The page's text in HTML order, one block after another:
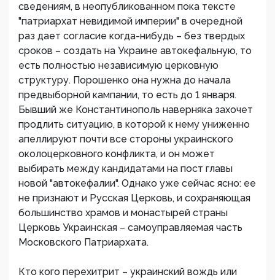
сведениям, в неопубликованном пока тексте
"патриархат невидимой империи" в очередной
раз дает согласие когда-нибудь – без твердых
сроков – создать на Украине автокефальную, то
есть полностью независимую церковную
структуру. Порошенко она нужна до начала
предвыборной кампании, то есть до 1 января.
Бывший же Константинополь наверняка захочет
продлить ситуацию, в которой к нему униженно
апеллируют почти все стороны украинского
околоцерковного конфликта, и он может
выбирать между кандидатами на пост главы
новой "автокефалии". Однако уже сейчас ясно: ее
не признают и Русская Церковь, и сохраняющая
большинство храмов и монастырей страны
Церковь Украинская – самоуправляемая часть
Московского Патриархата.
Кто кого перехитрит – украинский вождь или